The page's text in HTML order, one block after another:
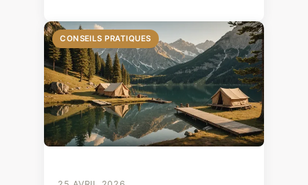
CONSEILS PRATIQUES
CONSEILS PRATIQUES